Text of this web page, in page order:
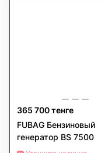
365 700 тенге
FUBAG Бензиновый
генератор BS 7500